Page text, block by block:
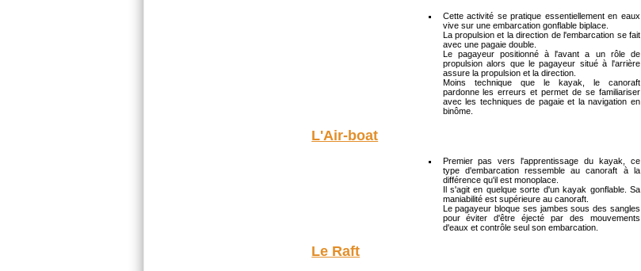
Cette activité se pratique essentiellement en eaux
vive sur une embarcation gonflable biplace.
La propulsion et la direction de l'embarcation se fait
avec une pagaie double.
Le pagayeur positionné à l'avant a un rôle de
propulsion alors que le pagayeur situé à l'arrière
assure la propulsion et la direction.
Moins technique que le kayak, le canoraft
pardonne les erreurs et permet de se familiariser
avec les techniques de pagaie et la navigation en
binôme.
L'Air-boat
Premier pas vers l'apprentissage du kayak, ce
type d'embarcation ressemble au canoraft à la
différence qu'il est monoplace.
Il s'agit en quelque sorte d'un kayak gonflable. Sa
maniabilité est supérieure au canoraft.
Le pagayeur bloque ses jambes sous des sangles
pour éviter d'être éjecté par des mouvements
d'eaux et contrôle seul son embarcation.
Le Raft